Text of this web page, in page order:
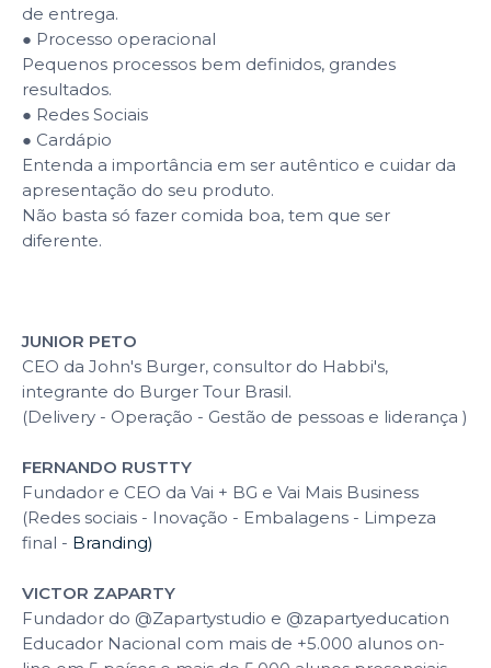
de entrega.
● Processo operacional
Pequenos processos bem definidos, grandes
resultados.
● Redes Sociais
● Cardápio
Entenda a importância em ser autêntico e cuidar da
apresentação do seu produto.
Não basta só fazer comida boa, tem que ser
diferente.
JUNIOR PETO
CEO da John's Burger, consultor do Habbi's,
integrante do Burger Tour Brasil.
(Delivery - Operação - Gestão de pessoas e liderança )
FERNANDO RUSTTY
Fundador e CEO da Vai + BG e Vai Mais Business
(Redes sociais - Inovação - Embalagens - Limpeza
final - Branding)
VICTOR ZAPARTY
Fundador do @Zapartystudio e @zapartyeducation
Educador Nacional com mais de +5.000 alunos on-